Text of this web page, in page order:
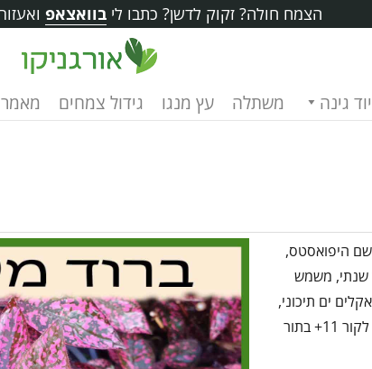
הצמח חולה? זקוק לדשן? כתבו לי בוואצאפ
גינה משתלה עץ מנגו גידול צמחים
היפואסטס,
שנתי, משמש
ים תיכוני,
סובטרופי, טרופי או בתור צמח בית, הגדל באזור עמידות לקור 11+ בתור